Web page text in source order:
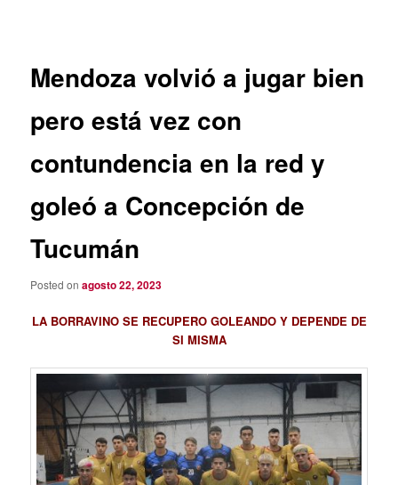
Mendoza volvió a jugar bien
pero está vez con
contundencia en la red y
goleó a Concepción de
Tucumán
Posted onagosto 22, 2023
LA BORRAVINO SE RECUPERO GOLEANDO Y DEPENDE DE
SI MISMA